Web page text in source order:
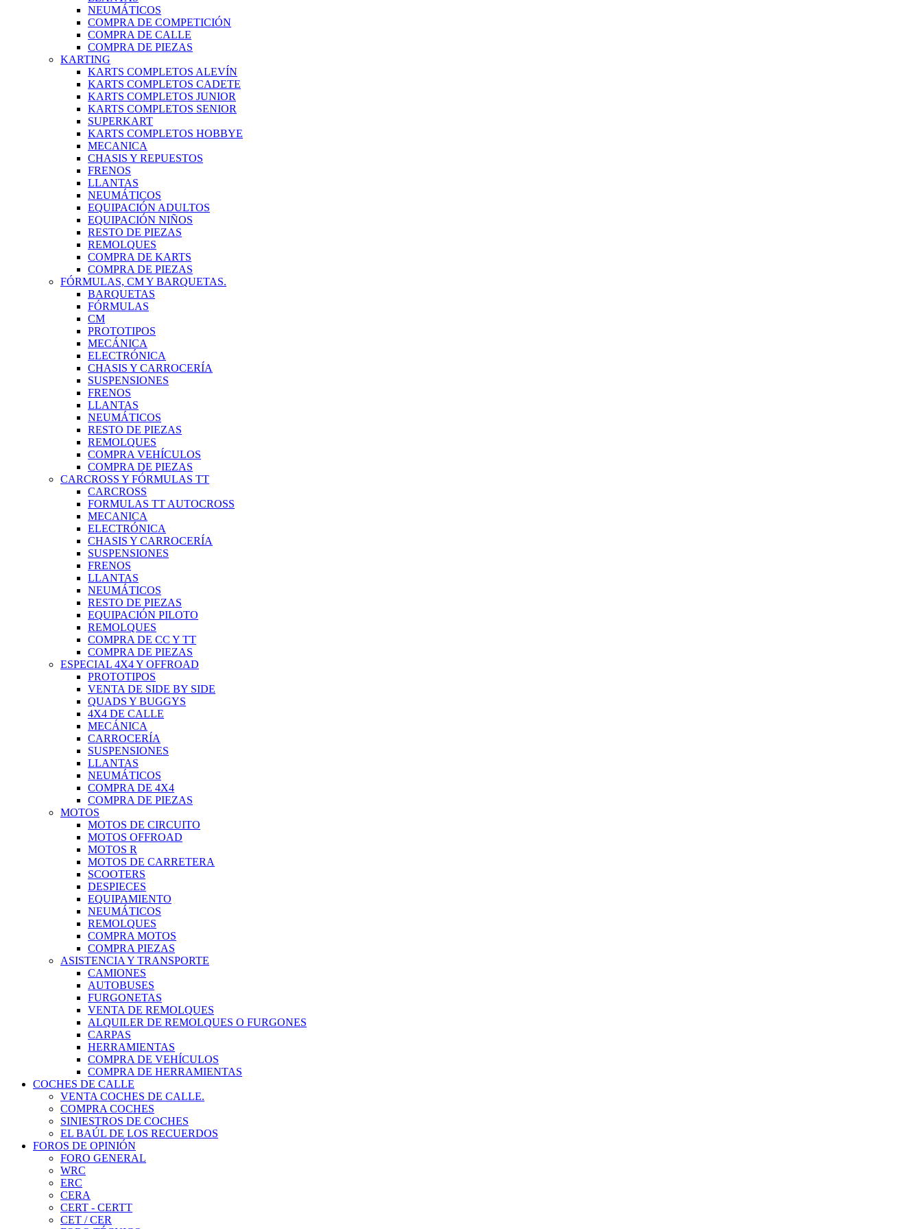
NEUMÁTICOS
COMPRA DE COMPETICIÓN
COMPRA DE CALLE
COMPRA DE PIEZAS
KARTING
KARTS COMPLETOS ALEVÍN
KARTS COMPLETOS CADETE
KARTS COMPLETOS JUNIOR
KARTS COMPLETOS SENIOR
SUPERKART
KARTS COMPLETOS HOBBYE
MECANICA
CHASIS Y REPUESTOS
FRENOS
LLANTAS
NEUMÁTICOS
EQUIPACIÓN ADULTOS
EQUIPACIÓN NIÑOS
RESTO DE PIEZAS
REMOLQUES
COMPRA DE KARTS
COMPRA DE PIEZAS
FÓRMULAS, CM Y BARQUETAS.
BARQUETAS
FÓRMULAS
CM
PROTOTIPOS
MECÁNICA
ELECTRÓNICA
CHASIS Y CARROCERÍA
SUSPENSIONES
FRENOS
LLANTAS
NEUMÁTICOS
RESTO DE PIEZAS
REMOLQUES
COMPRA VEHÍCULOS
COMPRA DE PIEZAS
CARCROSS Y FÓRMULAS TT
CARCROSS
FORMULAS TT AUTOCROSS
MECANICA
ELECTRÓNICA
CHASIS Y CARROCERÍA
SUSPENSIONES
FRENOS
LLANTAS
NEUMÁTICOS
RESTO DE PIEZAS
EQUIPACIÓN PILOTO
REMOLQUES
COMPRA DE CC Y TT
COMPRA DE PIEZAS
ESPECIAL 4X4 Y OFFROAD
PROTOTIPOS
VENTA DE SIDE BY SIDE
QUADS Y BUGGYS
4X4 DE CALLE
MECÁNICA
CARROCERÍA
SUSPENSIONES
LLANTAS
NEUMÁTICOS
COMPRA DE 4X4
COMPRA DE PIEZAS
MOTOS
MOTOS DE CIRCUITO
MOTOS OFFROAD
MOTOS R
MOTOS DE CARRETERA
SCOOTERS
DESPIECES
EQUIPAMIENTO
NEUMÁTICOS
REMOLQUES
COMPRA MOTOS
COMPRA PIEZAS
ASISTENCIA Y TRANSPORTE
CAMIONES
AUTOBUSES
FURGONETAS
VENTA DE REMOLQUES
ALQUILER DE REMOLQUES O FURGONES
CARPAS
HERRAMIENTAS
COMPRA DE VEHÍCULOS
COMPRA DE HERRAMIENTAS
COCHES DE CALLE
VENTA COCHES DE CALLE.
COMPRA COCHES
SINIESTROS DE COCHES
EL BAÚL DE LOS RECUERDOS
FOROS DE OPINIÓN
FORO GENERAL
WRC
ERC
CERA
CERT - CERTT
CET / CER